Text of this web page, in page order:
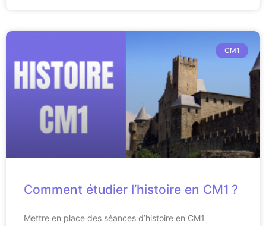
CM1
Comment étudier l’histoire en CM1 ?
Mettre en place des séances d’histoire en CM1